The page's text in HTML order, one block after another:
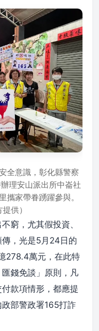
全意識，彰化縣警察
理安山派出所中崙社
攜家帶眷踴躍參與。
供）
窮，尤其假投資、
，光是5月24日的
278.4萬元，在此特
錢免談」原則，凡
款項情形，都應提
部警政署165打詐